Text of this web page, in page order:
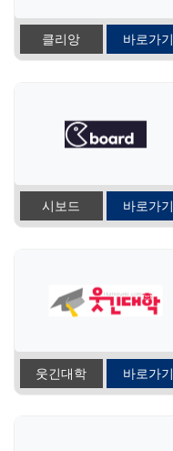
클리앙 바로가기
시보드 바로가기
웃긴대학 바로가기